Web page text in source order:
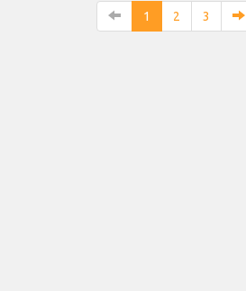
1 2 3